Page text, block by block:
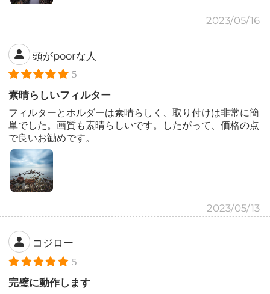
2023/05/16
頭がpoorな人
5
素晴らしいフィルター
フィルターとホルダーは素晴らしく、取り付けは非常に簡
単でした。画質も素晴らしいです。したがって、価格の点
で良いお勧めです。
2023/05/13
コジロー
5
完璧に動作します